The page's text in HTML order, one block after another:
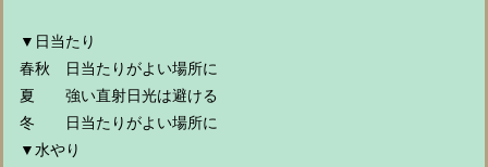
▼日当たり
春秋 日当たりがよい場所に
夏 強い直射日光は避ける
冬 日当たりがよい場所に
▼水やり